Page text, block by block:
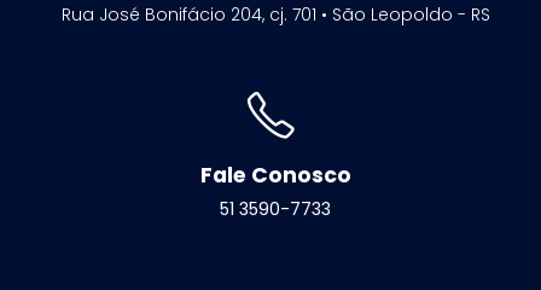
Rua José Bonifácio 204, cj. 701 • São Leopoldo - RS
Fale Conosco
51 3590-7733